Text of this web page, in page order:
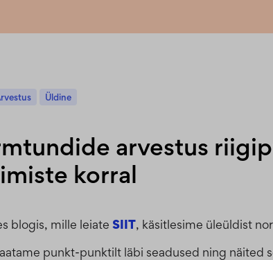
Üldine
arvestus
korral
blogis, mille leiate SIIT, käsitlesime üleüldist
punkt-punktilt läbi seadused ning näited